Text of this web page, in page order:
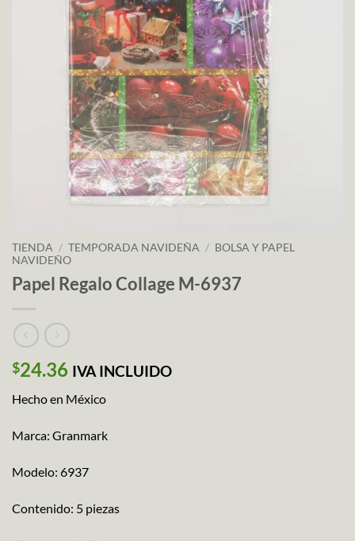
TIENDA / TEMPORADA NAVIDEÑA / BOLSA Y PAPEL
NAVIDEÑO
Papel Regalo Collage M-6937
$24.36 IVA INCLUIDO
Hecho en México
Marca: Granmark
Modelo: 6937
Contenido: 5 piezas